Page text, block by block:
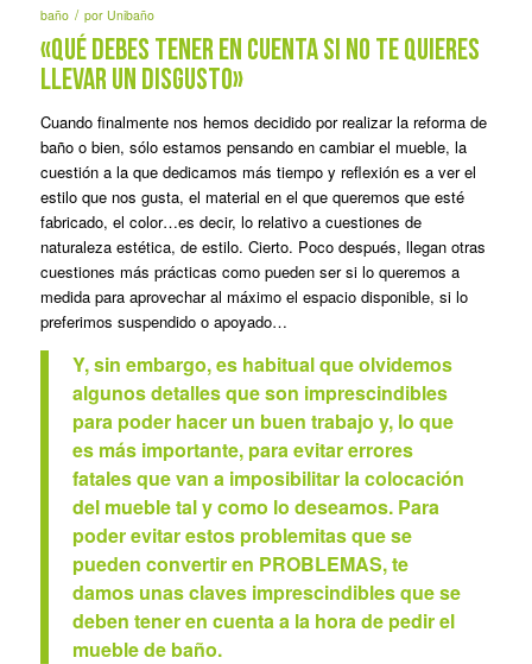
baño / por Unibaño
«Qué debes tener en cuenta si no te quieres
llevar un disgusto»
Cuando finalmente nos hemos decidido por realizar la reforma de
baño o bien, sólo estamos pensando en cambiar el mueble, la
cuestión a la que dedicamos más tiempo y reflexión es a ver el
estilo que nos gusta, el material en el que queremos que esté
fabricado, el color…es decir, lo relativo a cuestiones de
naturaleza estética, de estilo. Cierto. Poco después, llegan otras
cuestiones más prácticas como pueden ser si lo queremos a
medida para aprovechar al máximo el espacio disponible, si lo
preferimos suspendido o apoyado…
Y, sin embargo, es habitual que olvidemos
algunos detalles que son imprescindibles
para poder hacer un buen trabajo y, lo que
es más importante, para evitar errores
fatales que van a imposibilitar la colocación
del mueble tal y como lo deseamos. Para
poder evitar estos problemitas que se
pueden convertir en PROBLEMAS, te
damos unas claves imprescindibles que se
deben tener en cuenta a la hora de pedir el
mueble de baño.